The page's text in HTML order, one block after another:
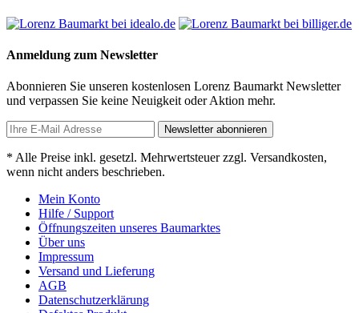
Anmeldung zum Newsletter
Abonnieren Sie unseren kostenlosen Lorenz Baumarkt Newsletter
und verpassen Sie keine Neuigkeit oder Aktion mehr.
Newsletter abonnieren
* Alle Preise inkl. gesetzl. Mehrwertsteuer zzgl. Versandkosten,
wenn nicht anders beschrieben.
Mein Konto
Hilfe / Support
Öffnungszeiten unseres Baumarktes
Über uns
Impressum
Versand und Lieferung
AGB
Datenschutzerklärung